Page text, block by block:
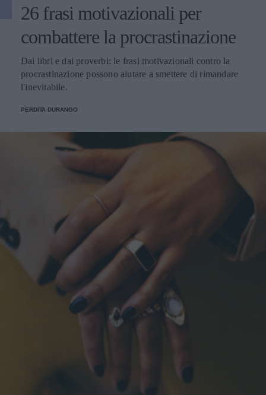
26 frasi motivazionali per
combattere la procrastinazione
Dai libri e dai proverbi: le frasi motivazionali contro la
procrastinazione possono aiutare a smettere di rimandare
l'inevitabile.
PERDITA DURANGO